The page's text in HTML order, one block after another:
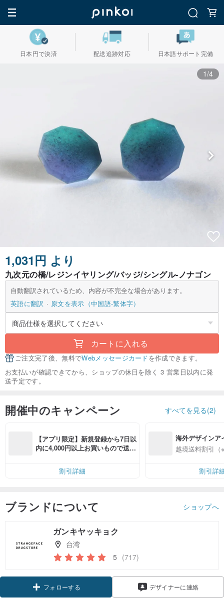
日本円で決済 配送追跡対応 日本語サポート完備
1/4
1,031円 より
九次元の橋/レジンイヤリング/バッジ/シングル-ノナゴン
自動翻訳されているため、内容が不完全な場合があります。
英語に翻訳
原文を表示（中国語-繁体字）
カートに入れる
ご注文完了後、無料でWebメッセージカードを作成できます。
お支払いが確認できてから、ショップの休日を除く 3 営業日以内に発
送予定です。
開催中のキャンペーン すべてを見る(2)
【アプリ限定】新規登録から7日以
内に4,000円以上お買いもので送料
割引詳細
海外デザインア
入
越境送料割引（
割引詳
ブランドについて ショップへ
ガンキヤッキョク
台湾
5 (717)
デザイナーに連絡